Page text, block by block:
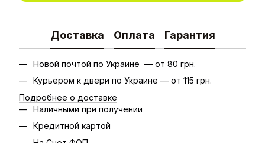
Доставка Оплата Гарантия
Новой почтой по Украине — от 80 грн.
Курьером к двери по Украине — от 115 грн.
Подробнее о доставке
Наличными при получении
Кредитной картой